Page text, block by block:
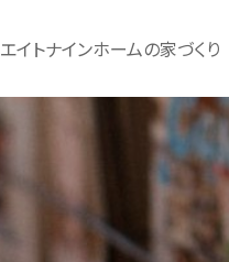
エイトナインホームの家づくり